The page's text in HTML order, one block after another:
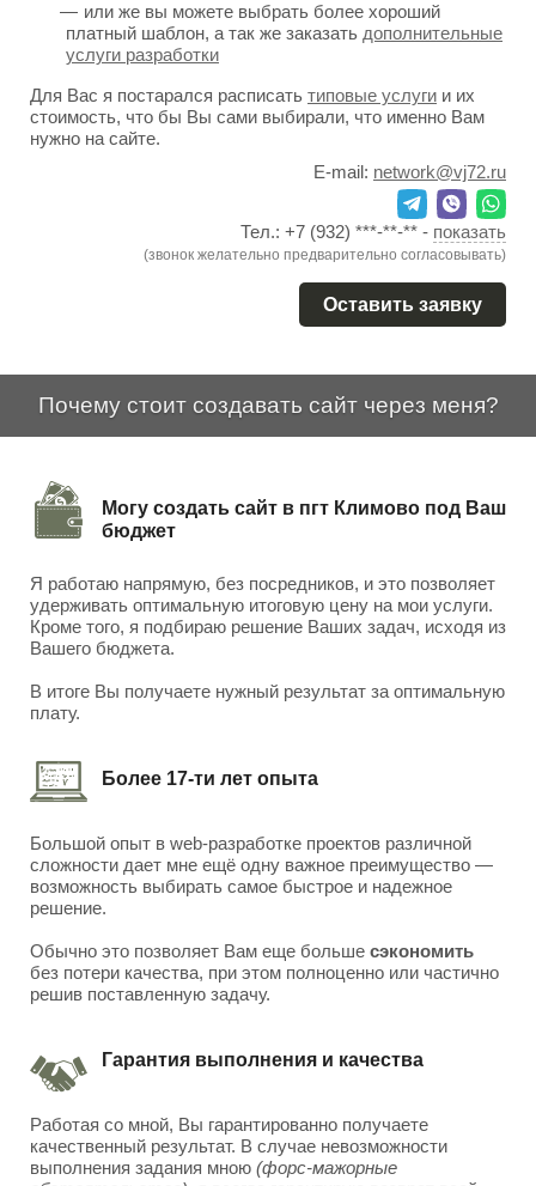
или же вы можете выбрать более хороший
платный шаблон, а так же заказать дополнительные
услуги разработки
Для Вас я постарался расписать типовые услуги и их
стоимость, что бы Вы сами выбирали, что именно Вам
нужно на сайте.
E-mail: network@vj72.ru
Тел.: +7 (932) ***-**-** - показать
(звонок желательно предварительно согласовывать)
Оставить заявку
Почему стоит создавать сайт через меня?
Могу создать сайт в пгт Климово под Ваш
бюджет
Я работаю напрямую, без посредников, и это позволяет
удерживать оптимальную итоговую цену на мои услуги.
Кроме того, я подбираю решение Ваших задач, исходя из
Вашего бюджета.
В итоге Вы получаете нужный результат за оптимальную
плату.
Более 17-ти лет опыта
Большой опыт в web-разработке проектов различной
сложности дает мне ещё одну важное преимущество —
возможность выбирать самое быстрое и надежное
решение.
Обычно это позволяет Вам еще больше сэкономить
без потери качества, при этом полноценно или частично
решив поставленную задачу.
Гарантия выполнения и качества
Работая со мной, Вы гарантированно получаете
качественный результат. В случае невозможности
выполнения задания мною (форс-мажорные